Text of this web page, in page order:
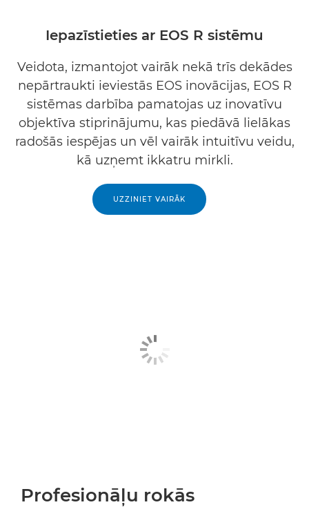
Iepazīstieties ar EOS R sistēmu
Veidota, izmantojot vairāk nekā trīs dekādes
nepārtraukti ieviestās EOS inovācijas, EOS R
sistēmas darbība pamatojas uz inovatīvu
objektīva stiprinājumu, kas piedāvā lielākas
radošās iespējas un vēl vairāk intuitīvu veidu,
kā uzņemt ikkatru mirkli.
UZZINIET VAIRĀK
Profesionāļu rokās